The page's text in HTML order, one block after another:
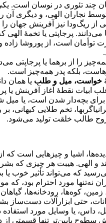
چند تئوری در نوسان است.
نجاران الهی، و ديگری آن
از ريگ‌ودا نيز آفرينش جهان را
پرجاپتی يا تخمۀ الهی
توأمان است، از پوروشا زاده
را از برهما يا پرجاپتی
بلكه پدر همه‌چيز است.
خواست، ميل و‌ طلب يا همان
ابيات نقطۀ آغاز آفرينش يا
بچه‌دار شدن است، يا ميل
تخم طلايی كيهانی،
طالب خلقت توليد می‌شود.
اشيا و چيزهايی است كه
و الهی. هيبت هر چيزی كه بشر
كه می‌تواند تأثير خوب يا
نه‌تنها مورد احترام بود، كه
كوه‌ها، رودخانه‌ها،
حتی ابزارآلات دست‌ساز
داس، يا وسايل مورد استفاده
سطوح پایين‌تر تنها قسمتی از